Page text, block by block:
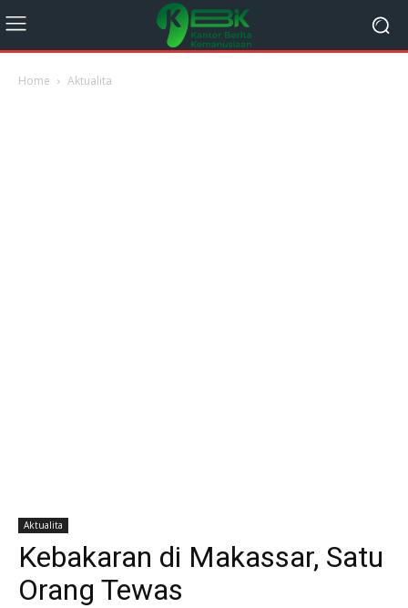
Home Aktualita
Aktualita
Kebakaran di Makassar, Satu
Orang Tewas